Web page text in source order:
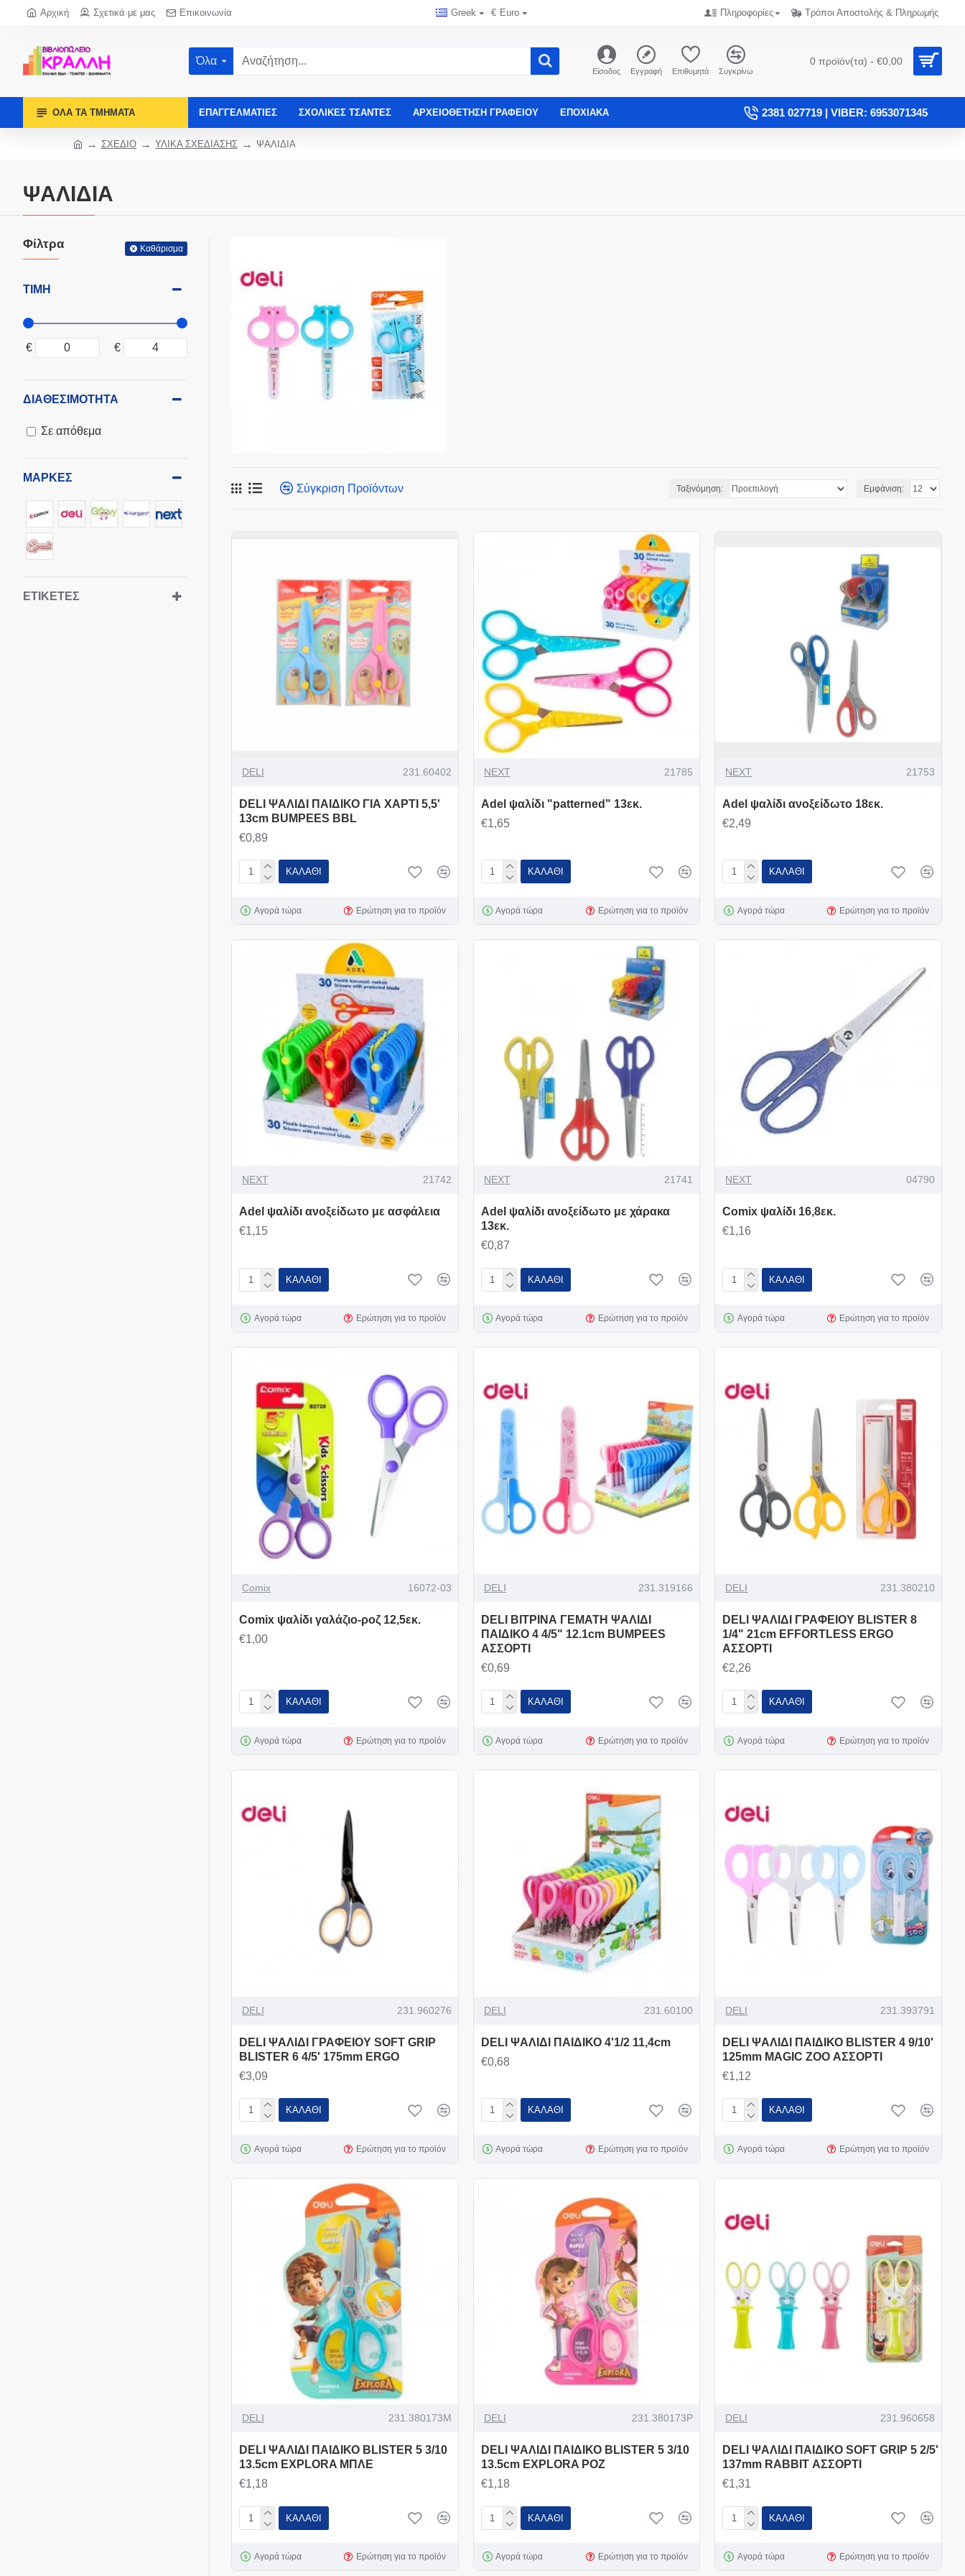
Αρχική Σχετικά με μας Επικοινωνία Greek € Euro Πληροφορίες Τρόποι Αποστολής & Πληρωμής
Όλα
Είσοδος Εγγραφή Επιθυμητά Συγκρίνω
0 προϊόν(τα) - €0,00
ΌΛΑ ΤΑ ΤΜΉΜΑΤΑ ΕΠΑΓΓΕΛΜΑΤΊΕΣ ΣΧΟΛΙΚΈΣ ΤΣΆΝΤΕΣ ΑΡΧΕΙΟΘΈΤΗΣΗ ΓΡΑΦΕΊΟΥ ΕΠΟΧΙΑΚΑ 2381 027719 | VIBER: 6953071345
ΣΧΕΔΙΟ ΥΛΙΚΑ ΣΧΕΔΙΑΣΗΣ ΨΑΛΙΔΙΑ
ΨΑΛΙΔΙΑ
Φίλτρα Καθάρισμα
ΤΙΜΉ
€ €
ΜΆΡΚΕΣ
ΕΤΙΚΈΤΕΣ
ΔΙΑΘΕΣΙΜΌΤΗΤΑ
Σε απόθεμα
Σύγκριση Προϊόντων Ταξινόμηση: Εμφάνιση:
DELI 231.60402
DELI ΨΑΛΙΔΙ ΠΑΙΔΙΚΟ ΓΙΑ ΧΑΡΤΙ 5,5'
13cm BUMPEES BBL
€0,89
ΚΑΛΆΘΙ
Αγορά τώρα Ερώτηση για το προϊόν
NEXT 21785
Adel ψαλίδι "patterned" 13εκ.
€1,65
ΚΑΛΆΘΙ
Αγορά τώρα Ερώτηση για το προϊόν
NEXT 21753
Adel ψαλίδι ανοξείδωτο 18εκ.
€2,49
ΚΑΛΆΘΙ
Αγορά τώρα Ερώτηση για το προϊόν
NEXT 21742
Adel ψαλίδι ανοξείδωτο με ασφάλεια
€1,15
ΚΑΛΆΘΙ
Αγορά τώρα Ερώτηση για το προϊόν
NEXT 21741
Adel ψαλίδι ανοξείδωτο με χάρακα
13εκ.
€0,87
ΚΑΛΆΘΙ
Αγορά τώρα Ερώτηση για το προϊόν
NEXT 04790
Comix ψαλίδι 16,8εκ.
€1,16
ΚΑΛΆΘΙ
Αγορά τώρα Ερώτηση για το προϊόν
Comix 16072-03
Comix ψαλίδι γαλάζιο-ροζ 12,5εκ.
€1,00
ΚΑΛΆΘΙ
Αγορά τώρα Ερώτηση για το προϊόν
DELI 231.319166
DELI ΒΙΤΡΙΝΑ ΓΕΜΑΤΗ ΨΑΛΙΔΙ
ΠΑΙΔΙΚΟ 4 4/5" 12.1cm BUMPEES
ΑΣΣΟΡΤΙ
€0,69
ΚΑΛΆΘΙ
Αγορά τώρα Ερώτηση για το προϊόν
DELI 231.380210
DELI ΨΑΛΙΔΙ ΓΡΑΦΕΙΟΥ BLISTER 8
1/4" 21cm EFFORTLESS ERGO
ΑΣΣΟΡΤI
€2,26
ΚΑΛΆΘΙ
Αγορά τώρα Ερώτηση για το προϊόν
DELI 231.960276
DELI ΨΑΛΙΔΙ ΓΡΑΦΕΙΟΥ SOFT GRIP
BLISTER 6 4/5' 175mm ERGO
€3,09
ΚΑΛΆΘΙ
Αγορά τώρα Ερώτηση για το προϊόν
DELI 231.60100
DELI ΨΑΛΙΔΙ ΠΑΙΔΙΚΟ 4'1/2 11,4cm
€0,68
ΚΑΛΆΘΙ
Αγορά τώρα Ερώτηση για το προϊόν
DELI 231.393791
DELI ΨΑΛΙΔΙ ΠΑΙΔΙΚΟ BLISTER 4 9/10'
125mm MAGIC ZOO ΑΣΣΟΡΤΙ
€1,12
ΚΑΛΆΘΙ
Αγορά τώρα Ερώτηση για το προϊόν
DELI 231.380173Μ
DELI ΨΑΛΙΔΙ ΠΑΙΔΙΚΟ BLISTER 5 3/10
13.5cm EXPLORA ΜΠΛΕ
€1,18
ΚΑΛΆΘΙ
Αγορά τώρα Ερώτηση για το προϊόν
DELI 231.380173Ρ
DELI ΨΑΛΙΔΙ ΠΑΙΔΙΚΟ BLISTER 5 3/10
13.5cm EXPLORA ΡΟΖ
€1,18
ΚΑΛΆΘΙ
Αγορά τώρα Ερώτηση για το προϊόν
DELI 231.960658
DELI ΨΑΛΙΔΙ ΠΑΙΔΙΚΟ SOFT GRIP 5 2/5'
137mm RABBIT ΑΣΣΟΡΤΙ
€1,31
ΚΑΛΆΘΙ
Αγορά τώρα Ερώτηση για το προϊόν